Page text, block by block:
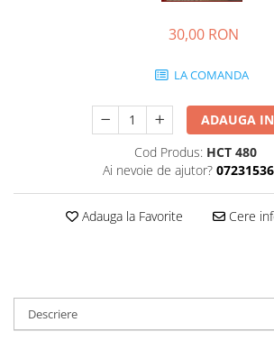
30,00 RON
LA COMANDA
ADAUGA
Cod Produs: HCT 480
Ai nevoie de ajutor?
Adauga la Favorite Cere
Descriere